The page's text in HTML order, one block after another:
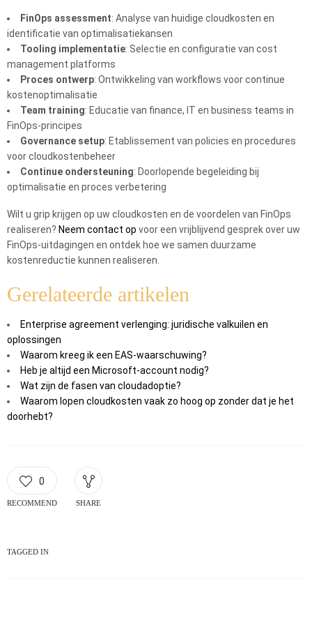
FinOps assessment: Analyse van huidige cloudkosten en
identificatie van optimalisatiekansen
Tooling implementatie: Selectie en configuratie van cost
management platforms
Proces ontwerp: Ontwikkeling van workflows voor continue
kostenoptimalisatie
Team training: Educatie van finance, IT en business teams in
FinOps-principes
Governance setup: Etablissement van policies en procedures
voor cloudkostenbeheer
Continue ondersteuning: Doorlopende begeleiding bij
optimalisatie en proces verbetering
Wilt u grip krijgen op uw cloudkosten en de voordelen van FinOps
realiseren? Neem contact op voor een vrijblijvend gesprek over uw
FinOps-uitdagingen en ontdek hoe we samen duurzame
kostenreductie kunnen realiseren.
Gerelateerde artikelen
Enterprise agreement verlenging: juridische valkuilen en
oplossingen
Waarom kreeg ik een EAS-waarschuwing?
Heb je altijd een Microsoft-account nodig?
Wat zijn de fasen van cloudadoptie?
Waarom lopen cloudkosten vaak zo hoog op zonder dat je het
doorhebt?
0
RECOMMEND SHARE
TAGGED IN